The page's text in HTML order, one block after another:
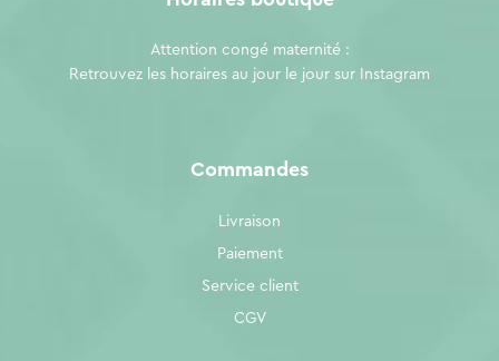
Commandes
Livraison
Paiement
Service client
CGV
Attention congé maternité :
Retrouvez les horaires au jour le jour sur
Instagram